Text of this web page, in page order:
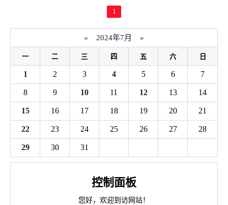
1
« 2024年7月 »
一 二 三 四 五 六 日
1 2 3 4 5 6 7
8 9 10 11 12 13 14
15 16 17 18 19 20 21
22 23 24 25 26 27 28
29 30 31
控制面板
您好，欢迎到访网站！